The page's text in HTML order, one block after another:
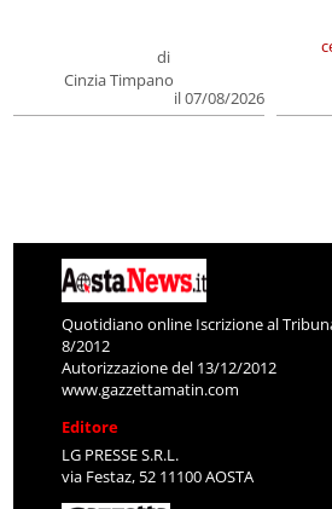
di
Cinzia Timpano
il 07/08/2026
Quotidiano online Iscrizione al
8/2012
Autorizzazione del 13/12/2012
www.gazzettamatin.com
Editore
LG PRESSE S.R.L.
via Festaz, 52 11100 AOSTA